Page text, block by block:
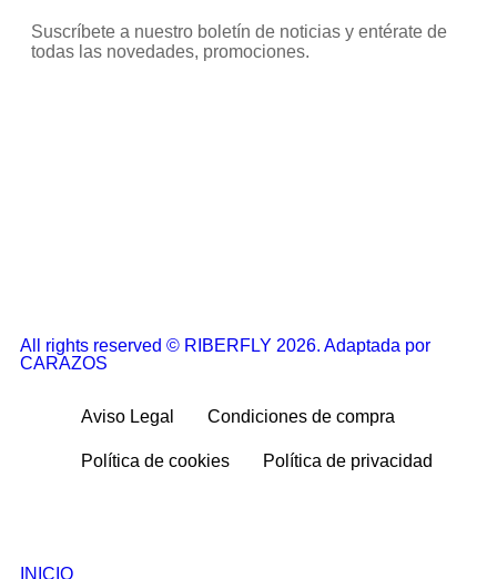
Suscríbete a nuestro boletín de noticias y entérate de
todas las novedades, promociones.
All rights reserved © RIBERFLY 2026. Adaptada por
CARAZOS
Aviso Legal Condiciones de compra
Política de cookies Política de privacidad
INICIO